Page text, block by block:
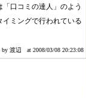
口コミの達人」のよう
ミングで行われている
by 渡辺 at 2008/03/08 20:23:08